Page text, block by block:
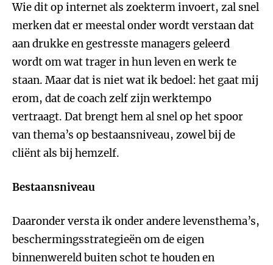
Wie dit op internet als zoekterm invoert, zal snel
merken dat er meestal onder wordt verstaan dat
aan drukke en gestresste managers geleerd
wordt om wat trager in hun leven en werk te
staan. Maar dat is niet wat ik bedoel: het gaat mij
erom, dat de coach zelf zijn werktempo
vertraagt. Dat brengt hem al snel op het spoor
van thema’s op bestaansniveau, zowel bij de
cliënt als bij hemzelf.
Bestaansniveau
Daaronder versta ik onder andere levensthema’s,
beschermingsstrategieën om de eigen
binnenwereld buiten schot te houden en